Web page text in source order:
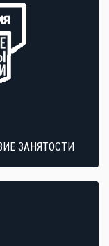
ЗАНЯТОСТИ